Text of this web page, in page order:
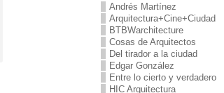
Andrés Martínez
Arquitectura+Cine+Ciudad
BTBWarchitecture
Cosas de Arquitectos
Del tirador a la ciudad
Edgar González
Entre lo cierto y verdadero
HIC Arquitectura